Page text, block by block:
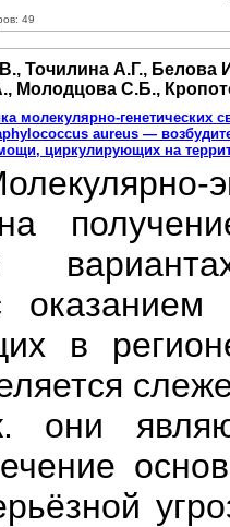
49
Точилина А.Г., Белова
Молодцова С.Б.,
молекулярно-
aureus —
циркулирующих на
в
они